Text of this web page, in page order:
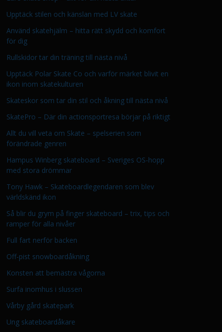
Upptäck stilen och känslan med LV skate
Använd skatehjälm – hitta rätt skydd och komfort
för dig
Rullskidor tar din träning till nästa nivå
Upptäck Polar Skate Co och varför märket blivit en
ikon inom skatekulturen
Skateskor som tar din stil och åkning till nästa nivå
SkatePro – Där din actionsportresa börjar på riktigt
Allt du vill veta om Skate – spelserien som
förändrade genren
Hampus Winberg skateboard – Sveriges OS-hopp
med stora drömmar
Tony Hawk – Skateboardlegendaren som blev
världskänd ikon
Så blir du grym på finger skateboard – trix, tips och
ramper för alla nivåer
Full fart nerför backen
Off-pist snowboardåkning
Konsten att bemästra vågorna
Surfa inomhus i slussen
Vårby gård skatepark
Ung skateboardåkare